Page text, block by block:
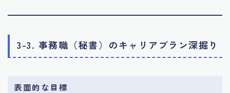
3-3. 事務職（秘書）のキャリアプラン深掘り
表面的な目標